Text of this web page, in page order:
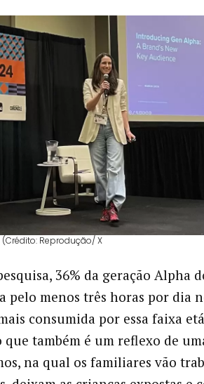
Reprodução/ X
36% da geração Alpha
pelo menos três horas por dia
consumida por essa faixa
que também é um reflexo de
na qual os familiares vão